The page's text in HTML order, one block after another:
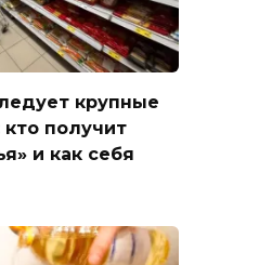
крупные
получит
и как себя